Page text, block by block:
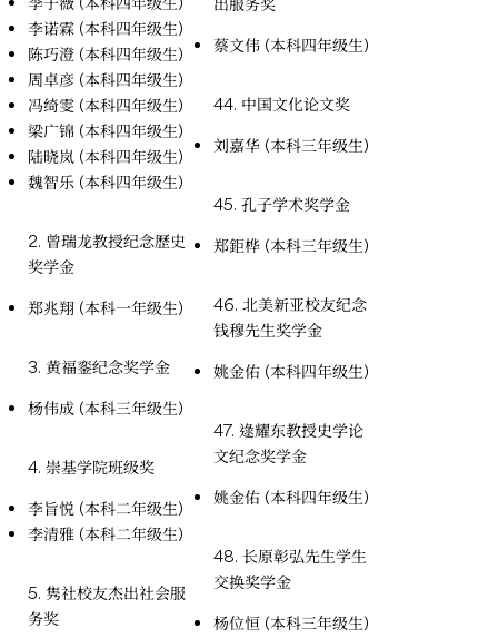
李诺霖 (本科四年级生)
陈巧澄 (本科四年级生)
周卓彦 (本科四年级生)
冯绮雯 (本科四年级生)
梁广锦 (本科四年级生)
陆晓岚 (本科四年级生)
魏智乐 (本科四年级生)
2. 曾瑞龙教授纪念歷史
奖学金
郑兆翔 (本科一年级生)
3. 黄福銮纪念奖学金
杨伟成 (本科三年级生)
4. 崇基学院班级奖
李旨悦 (本科二年级生)
李清雅 (本科二年级生)
5. 隽社校友杰出社会服
务奖
蔡文伟 (本科四年级生)
44. 中国文化论文奖
刘嘉华 (本科三年级生)
45. 孔子学术奖学金
郑鉅桦 (本科三年级生)
46. 北美新亚校友纪念
钱穆先生奖学金
姚金佑 (本科四年级生)
47. 逯耀东教授史学论
文纪念奖学金
姚金佑 (本科四年级生)
48. 长原彰弘先生学生
交换奖学金
杨位恒 (本科三年级生)